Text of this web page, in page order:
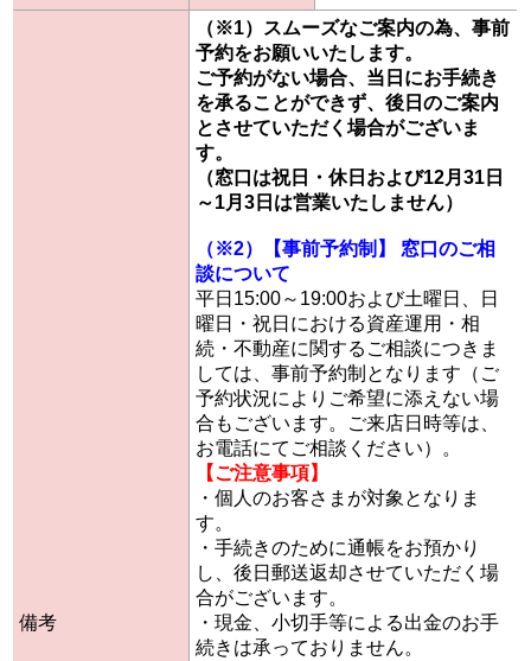
備考
（※1）スムーズなご案内の為、事前
予約をお願いいたします。
ご予約がない場合、当日にお手続き
を承ることができず、後日のご案内
とさせていただく場合がございま
す。
（窓口は祝日・休日および12月31日
～1月3日は営業いたしません）
（※2）【事前予約制】 窓口のご相
談について
平日15:00～19:00および土曜日、日
曜日・祝日における資産運用・相
続・不動産に関するご相談につきま
しては、事前予約制となります（ご
予約状況によりご希望に添えない場
合もございます。ご来店日時等は、
お電話にてご相談ください）。
【ご注意事項】
・個人のお客さまが対象となりま
す。
・手続きのために通帳をお預かり
し、後日郵送返却させていただく場
合がございます。
・現金、小切手等による出金のお手
続きは承っておりません。